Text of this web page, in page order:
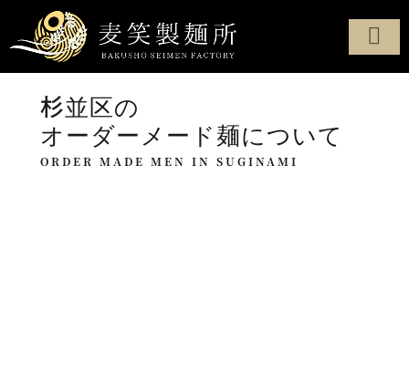
杉並区の
オーダーメード麺について
ORDER MADE MEN IN SUGINAMI